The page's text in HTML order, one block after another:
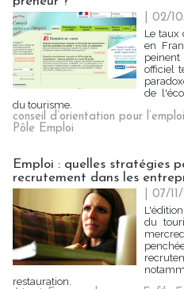
| 02/
Le taux
en
officiel
de
du tourisme.
conseil d’orientation pour l’emploi
Pôle Emploi
Emploi : quelles stratégies
recrutement dans les
| 07/
du
restauration.